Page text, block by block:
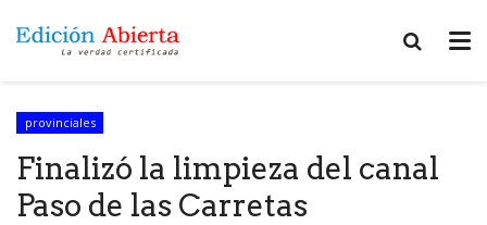
provinciales
Finalizó la limpieza del canal
Paso de las Carretas